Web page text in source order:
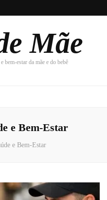
Mãe
bem-estar da mãe e do bebê
e Bem-Estar
e Bem-Estar